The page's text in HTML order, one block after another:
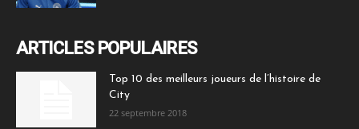
ARTICLES POPULAIRES
Top 10 des meilleurs joueurs de l’histoire de
City
22 septembre 2018